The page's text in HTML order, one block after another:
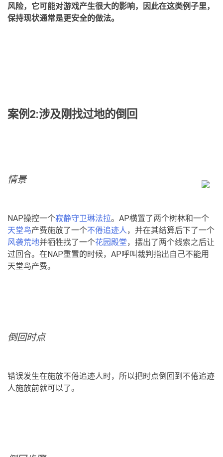
风险，它可能对游戏产生很大的影响，因此在这类例子里，
保持现状通常是更安全的做法。
案例2:涉及刚找过地的倒回
情景
NAP操控一个寂静守卫琳法拉。AP横置了两个树林和一个
天堂鸟产费施放了一个不倦追迹人，并在其结算后下了一个
风袭荒地并牺牲找了一个花园殿堂，摆出了两个线索之后让
过回合。在NAP重置的时候，AP呼叫裁判指出自己不能用
天堂鸟产费。
倒回时点
错误发生在施放不倦追迹人时，所以把时点倒回到不倦追迹
人施放前就可以了。